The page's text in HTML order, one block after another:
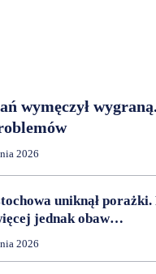
wymęczył
2026
uniknął porażki.
jednak obaw…
2026